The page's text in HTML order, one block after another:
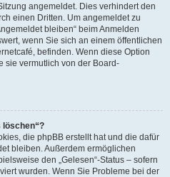
angemeldet. Dies verhindert den
einen Dritten. Um angemeldet zu
bleiben“ beim Anmelden
wenn Sie sich an einem öffentlichen
befinden. Wenn diese Option
sie vermutlich von der Board-
löschen“?
die phpBB erstellt hat und die dafür
bleiben. Außerdem ermöglichen
den „Gelesen“-Status – sofern
wurden. Wenn Sie Probleme bei der